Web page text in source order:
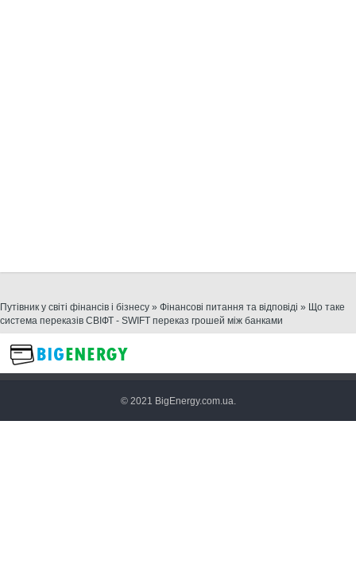
Путівник у світі фінансів і бізнесу » Фінансові питання та відповіді » Що таке
система переказів СВІФТ - SWIFT переказ грошей між банками
© 2021 BigEnergy.com.ua.